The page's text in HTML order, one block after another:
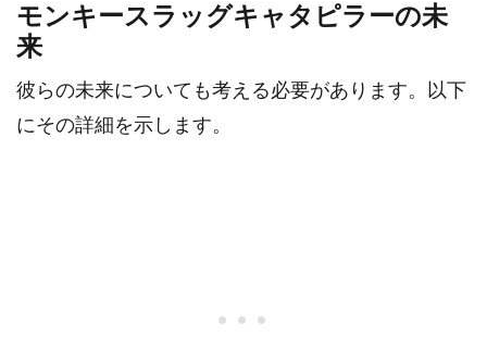
モンキースラッグキャタピラーの未
来
彼らの未来についても考える必要があります。以下
にその詳細を示します。